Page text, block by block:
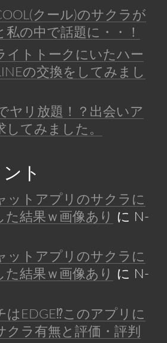
クール)のサクラが
の中で話題に・・！
イトトークにいたハー
の交換をしてみまし
ヤリ放題！？出会いア
してみました。
ト
ットアプリのサクラに
た結果ｗ画像あり
に N-
ットアプリのサクラに
た結果ｗ画像あり
に N-
はEDGE⁉︎このアプリに
クラ有無と評価・評判